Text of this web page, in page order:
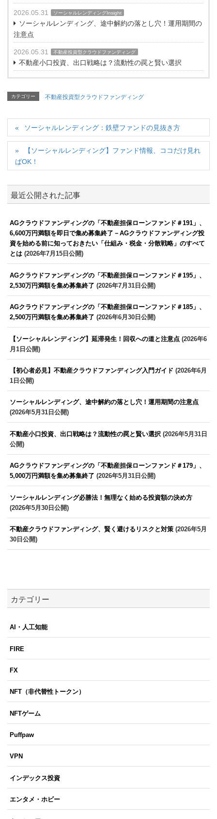
2026.05.31 ソーシャルレンディングInsight
ソーシャルレンディング、途中解約の落とし穴！運用期間の
注意点
2026.05.31 不動産投資型クラウドファンディング
不動産小口投資、出口戦略は？流動性の罠と賢い選択
カテゴリー 不動産投資型クラウドファンディング
ソーシャルレンディング：鉄壁ファンドの見抜き方
【ソーシャルレンディング】ファンド情報、ココだけ見れ
ばOK！
最近公開された記事
AGクラウドファンディングの「不動産担保ローンファンド＃191」、
6,600万円満額を即日で集め募集終了－AGクラウドファンディング投
資を始める前に知っておきたい「仕組み・税金・分散戦略」のすべて
とは (2026年7月15日公開)
AGクラウドファンディングの「不動産担保ローンファンド＃195」、
2,530万円満額を集め募集終了 (2026年7月31日公開)
AGクラウドファンディングの「不動産担保ローンファンド＃185」、
2,500万円満額を集め募集終了 (2026年6月30日公開)
【ソーシャルレンディング】延滞発生！回収への道と注意点 (2026年6
月1日公開)
【初心者必見】不動産クラウドファンディング入門ガイド (2026年6月
1日公開)
ソーシャルレンディング、途中解約の落とし穴！運用期間の注意点
(2026年5月31日公開)
不動産小口投資、出口戦略は？流動性の罠と賢い選択 (2026年5月31日
公開)
AGクラウドファンディングの「不動産担保ローンファンド＃179」、
5,000万円満額を集め募集終了 (2026年5月31日公開)
ソーシャルレンディング必勝法！無理なく始める投資額の決め方
(2026年5月30日公開)
不動産クラウドファンディング、賢く避けるリスクと対策 (2026年5月
30日公開)
カテゴリー
AI・人工知能
FIRE
FX
NFT（非代替性トークン）
NFTゲーム
Puffpaw
VPN
インデックス投資
エンタメ・ホビー